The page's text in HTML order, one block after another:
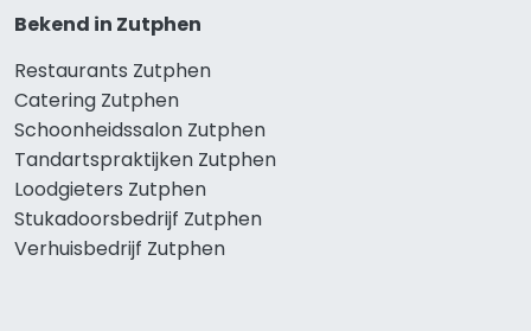
Bekend in Zutphen
Restaurants Zutphen
Catering Zutphen
Schoonheidssalon Zutphen
Tandartspraktijken Zutphen
Loodgieters Zutphen
Stukadoorsbedrijf Zutphen
Verhuisbedrijf Zutphen